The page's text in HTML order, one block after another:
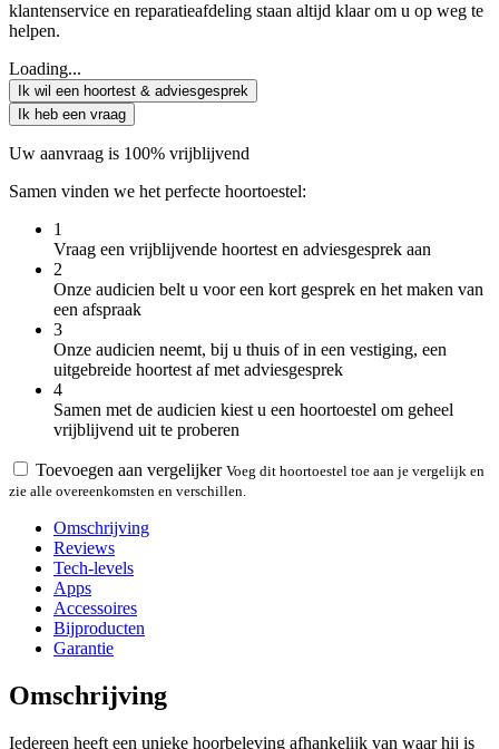
klantenservice en reparatieafdeling staan altijd klaar om u op weg te
helpen.
Loading...
Ik wil een hoortest & adviesgesprek
Ik heb een vraag
Uw aanvraag is 100% vrijblijvend
Samen vinden we het perfecte hoortoestel:
1
Vraag een vrijblijvende hoortest en adviesgesprek aan
2
Onze audicien belt u voor een kort gesprek en het maken van
een afspraak
3
Onze audicien neemt, bij u thuis of in een vestiging, een
uitgebreide hoortest af met adviesgesprek
4
Samen met de audicien kiest u een hoortoestel om geheel
vrijblijvend uit te proberen
Toevoegen aan vergelijker Voeg dit hoortoestel toe aan je vergelijk en
zie alle overeenkomsten en verschillen.
Omschrijving
Reviews
Tech-levels
Apps
Accessoires
Bijproducten
Garantie
Omschrijving
Iedereen heeft een unieke hoorbeleving afhankelijk van waar hij is